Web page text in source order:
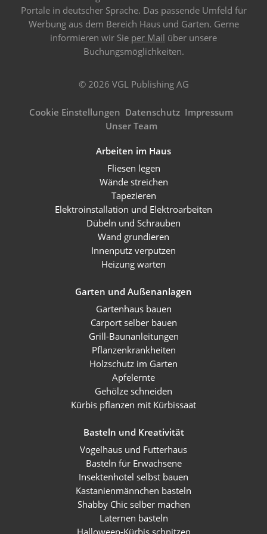
Portale in deutscher Sprache. Das passende Umfeld für
Werbung aus dem Bereich Haus und Garten. Gerne
informieren wir Sie per Mail über unsere
Buchungsmöglichkeiten.
© 2026 VGL Publishing AG
Cookie Einstellungen Datenschutz Impressum
Unser Team
Arbeiten im Haus
Fliesen legen
Wände streichen
Tapezieren
Elektroinstallation und Elektroarbeiten
Dübeln und Schrauben
Wand grundieren
Innenputz verputzen
Heizung warten
Garten und Außenanlagen
Gartenhaus bauen
Carport selber bauen
Grill-Baunanleitungen
Pflanzenkrankheiten
Holzschutz im Garten
Apfelernte
Gehölze schneiden
Kürbis pflanzen mit Kürbissaat
Basteln und Kreativität
Vogelhaus und Futterhaus
Basteln für Erwachsene
Insektenhotel selbst bauen
Kastanienmännchen basteln
Shabby Chic selber machen
Laternen basteln
Halloween-Kürbis schnitzen